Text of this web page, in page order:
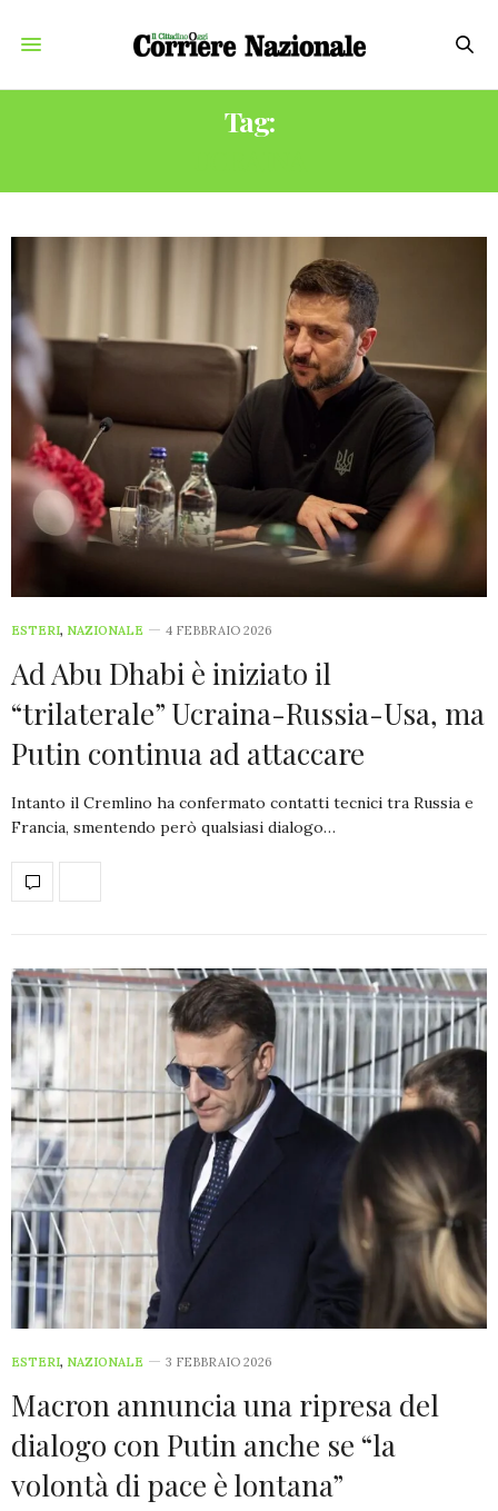
Tag:
ESTERI, NAZIONALE 4 FEBBRAIO 2026
Ad Abu Dhabi è iniziato il
“trilaterale” Ucraina-Russia-Usa, ma
Putin continua ad attaccare
Intanto il Cremlino ha confermato contatti tecnici tra Russia e
Francia, smentendo però qualsiasi dialogo…
ESTERI, NAZIONALE 3 FEBBRAIO 2026
Macron annuncia una ripresa del
dialogo con Putin anche se “la
volontà di pace è lontana”